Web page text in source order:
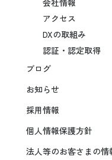
会社情報
アクセス
DXの取組み
認証・認定取得
ブログ
お知らせ
採用情報
個人情報保護方針
法人等のお客さまの